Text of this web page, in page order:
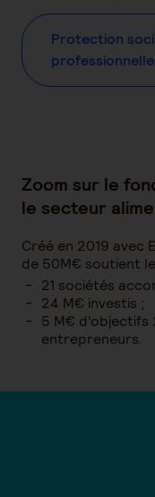
Protection
Zoom sur le
le secteur
Créé en 2019 avec
de 50M€ soutient
21 sociétés
24 M€ investis ;
5 M€
entrepreneurs.